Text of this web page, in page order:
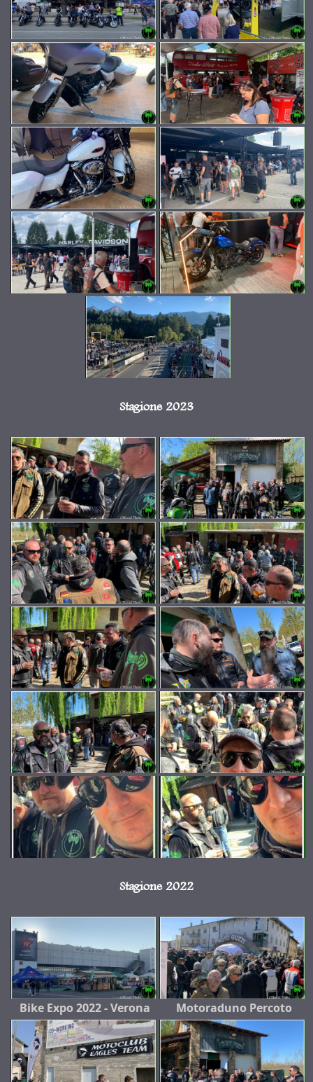
Stagione 2023
Stagione 2022
Bike Expo 2022 - Verona Motoraduno Percoto